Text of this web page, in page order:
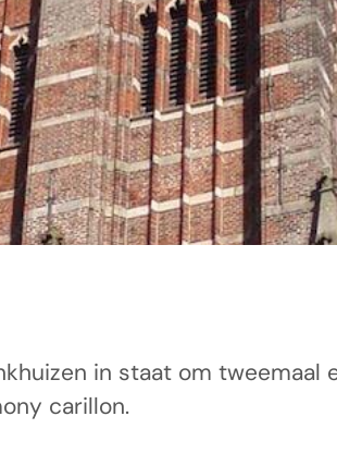
in staat om
carillon.